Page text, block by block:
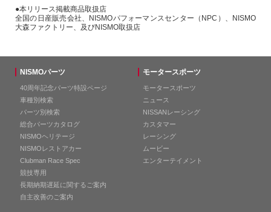
●本リリース掲載商品取扱店
全国の日産販売会社、NISMOパフォーマンスセンター（NPC）、NISMO
大森ファクトリー、及びNISMO取扱店
NISMOパーツ
40周年記念パーツ特設ページ
車種別検索
パーツ別検索
総合パーツカタログ
NISMOヘリテージ
NISMOレストアカー
Clubman Race Spec
競技専用
長期納期遅延に関するご案内
自主改善のご案内
モータースポーツ
モータースポーツ
ニュース
NISSANレーシング
カスタマー
レーシング
ムービー
エンターテイメント